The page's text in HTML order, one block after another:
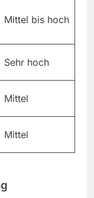
Mittel bis hoch
Sehr hoch
Mittel
Mittel